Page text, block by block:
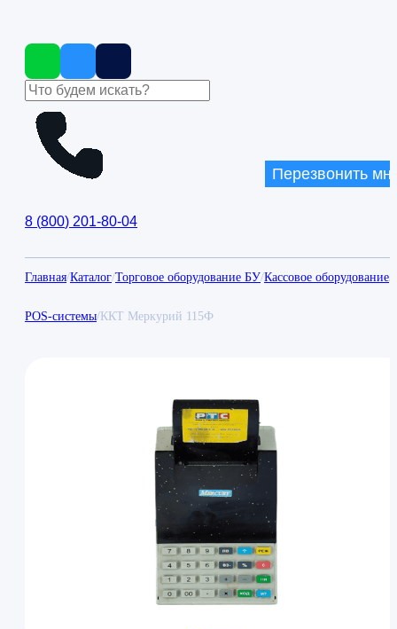
8 (800) 201-80-04
Перезвонить
Главная/Каталог/Торговое оборудование БУ/Кассовое оборудование/
POS-системы/ ККТ Меркурий 115Ф